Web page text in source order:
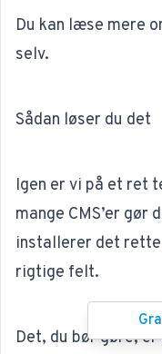
Du kan læse mere
selv.
Sådan løser du det
Igen er vi på et ret
mange CMS’er gør
installerer det
rigtige felt.
Det, du bør gøre,